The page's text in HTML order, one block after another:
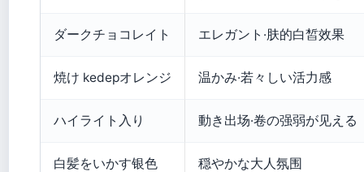
ダークチョコレイト エレガント·肤的白皙效果
焼け kedepオレンジ 温かみ·若々しい活力感
ハイライト入り 動き出场·卷の强弱が见える
白髪をいかす银色 穏やかな大人氛围